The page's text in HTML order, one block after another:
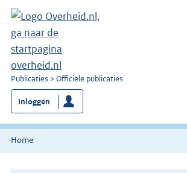
U
bent
nu
hier:
Publicaties Officiële publicaties
Inloggen
Home